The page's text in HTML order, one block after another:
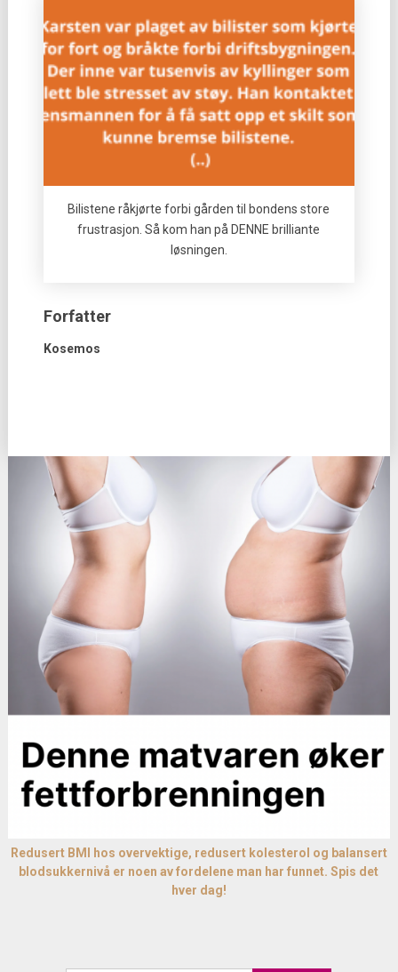
Bilistene råkjørte forbi gården til bondens store
frustrasjon. Så kom han på DENNE brilliante
løsningen.
Forfatter
Kosemos
Redusert BMI hos overvektige, redusert kolesterol og balansert
blodsukkernivå er noen av fordelene man har funnet. Spis det
hver dag!